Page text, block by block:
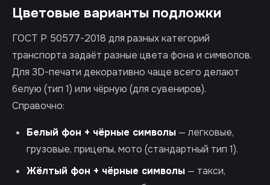
Цветовые варианты подложки
ГОСТ Р 50577-2018 для разных категорий
транспорта задаёт разные цвета фона и символов.
Для 3D-печати декоративно чаще всего делают
белую (тип 1) или чёрную (для сувениров).
Справочно:
Белый фон + чёрные символы — легковые,
грузовые, прицепы, мото (стандартный тип 1).
Жёлтый фон + чёрные символы — такси,